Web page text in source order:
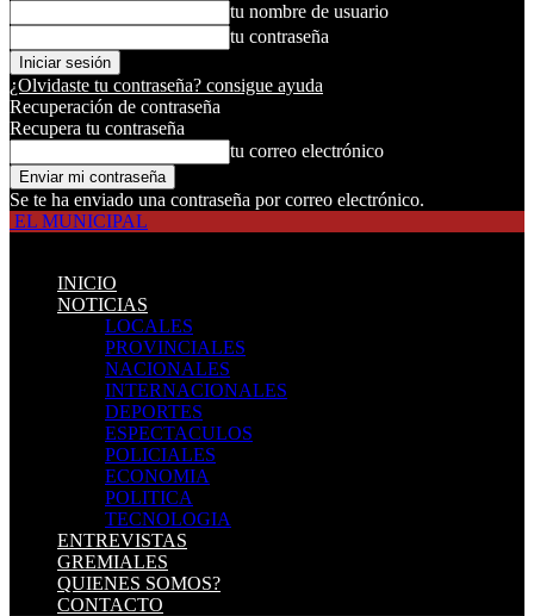
tu nombre de usuario
tu contraseña
¿Olvidaste tu contraseña? consigue ayuda
Recuperación de contraseña
Recupera tu contraseña
tu correo electrónico
Se te ha enviado una contraseña por correo electrónico.
EL MUNICIPAL
INICIO
NOTICIAS
LOCALES
PROVINCIALES
NACIONALES
INTERNACIONALES
DEPORTES
ESPECTACULOS
POLICIALES
ECONOMIA
POLITICA
TECNOLOGIA
ENTREVISTAS
GREMIALES
QUIENES SOMOS?
CONTACTO